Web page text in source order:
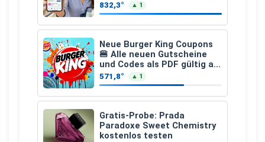
den gesamten Einkauf ab 2
€
832,3° ▲ 1
Neue Burger King Coupons
🍔 Alle neuen Gutscheine
und Codes als PDF gültig ab
25.07.2026 bis 04.09.2026
571,8° ▲ 1
Gratis-Probe: Prada
Paradoxe Sweet Chemistry
kostenlos testen